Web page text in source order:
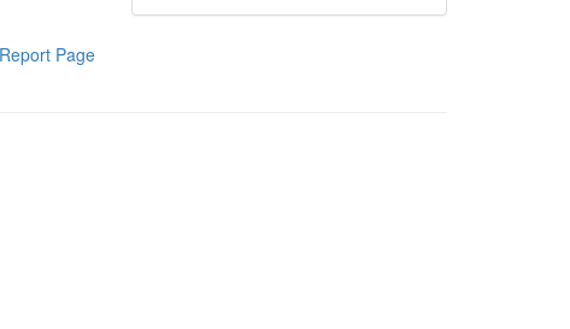
Report Page